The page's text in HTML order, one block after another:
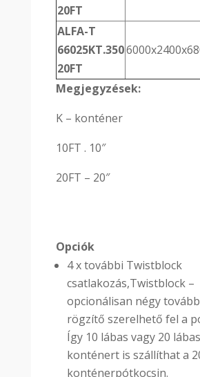
20FT
ALFA-T
66025KT.350
20FT
Megjegyzések:
K – konténer
10FT . 10″
20FT – 20″
Opciók
4 x további Twistblock
csatlakozás,Twistblock –
opcionálisan négy
rögzítő szerelhető fel a
Így 10 lábas vagy 20 lábas
konténert is szállíthat a
konténerpótkocsin.